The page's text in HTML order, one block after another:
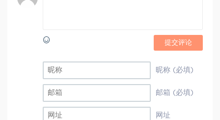
提交评论
昵称 (必填)
邮箱 (必填)
网址